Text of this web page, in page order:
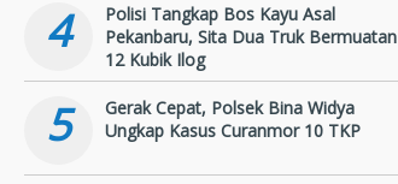
4
Polisi Tangkap Bos Kayu Asal
Pekanbaru, Sita Dua Truk Bermuatan
12 Kubik Ilog
5
Gerak Cepat, Polsek Bina Widya
Ungkap Kasus Curanmor 10 TKP